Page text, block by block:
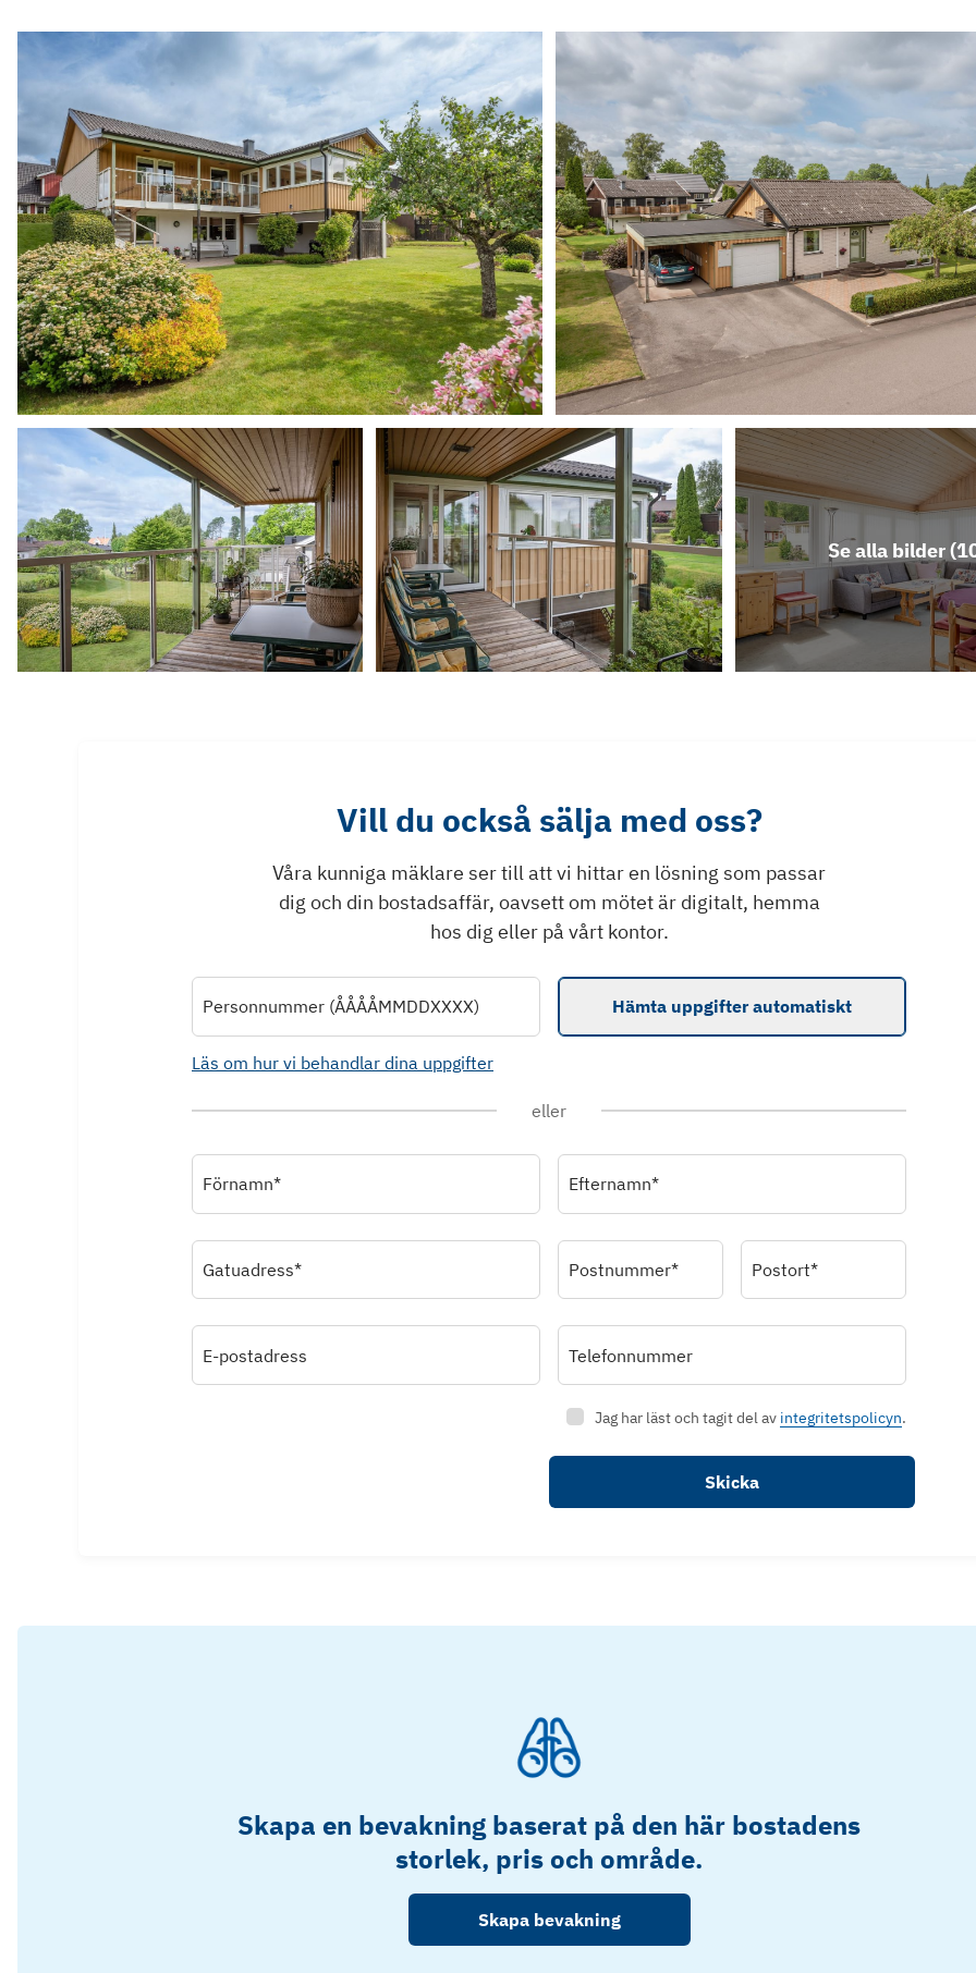
Se alla bilder (
Vill du också sälja med oss?
Våra kunniga mäklare ser till att vi hittar en lösning som passar
dig och din bostadsaffär, oavsett om mötet är digitalt, hemma
hos dig eller på vårt kontor.
Personnummer (ÅÅÅÅMMDDXXXX) Hämta uppgifter automatiskt
Läs om hur vi behandlar dina uppgifter
eller
Förnamn* Efternamn*
Gatuadress* Postnummer* Postort*
E-postadress Telefonnummer
Jag har läst och tagit del av integritetspolicyn.
Skicka
Skapa en bevakning baserat på den här bostadens
storlek, pris och område.
Skapa bevakning